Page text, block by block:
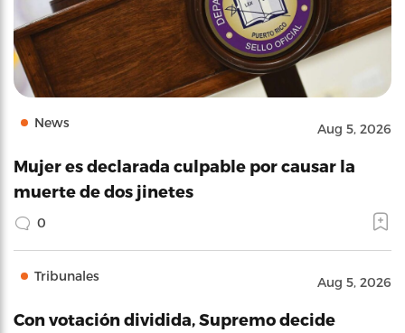
News Aug 5, 2026
Mujer es declarada culpable por causar la
muerte de dos jinetes
0
Tribunales Aug 5, 2026
Con votación dividida, Supremo decide